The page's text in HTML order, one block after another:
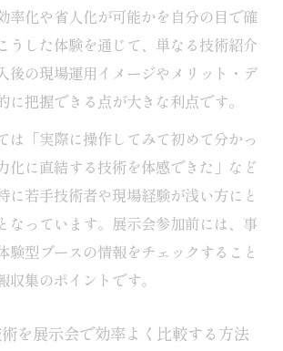
率化や省人化が可能かを自分の目で確
うした体験を通じて、単なる技術紹介
後の現場運用イメージやメリット・デ
に把握できる点が大きな利点です。
は「実際に操作してみて初めて分かっ
化に直結する技術を体感できた」など
に若手技術者や現場経験が浅い方にと
なっています。展示会参加前には、事
験型ブースの情報をチェックすること
収集のポイントです。
を展示会で効率よく比較する方法